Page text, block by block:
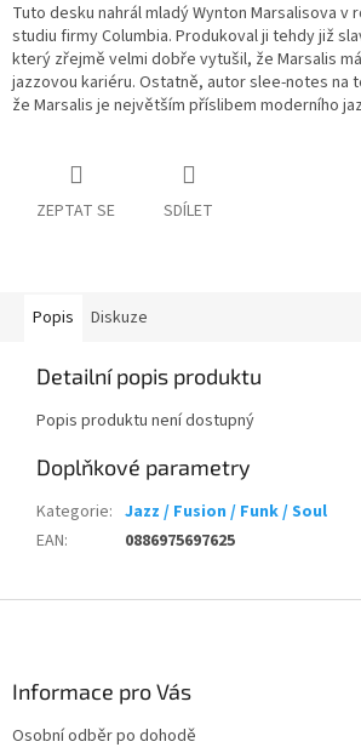
Tuto desku nahrál mladý Wynton Marsalisova v
studiu firmy Columbia. Produkoval ji tehdy již
který zřejmě velmi dobře vytušil, že Marsalis
jazzovou kariéru. Ostatně, autor slee-notes na
že Marsalis je největším příslibem moderního
ZEPTAT SE SDÍLET
Popis Diskuze
Detailní popis produktu
Popis produktu není dostupný
Doplňkové parametry
Kategorie: Jazz / Fusion / Funk / Soul
EAN: 0886975697625
Informace pro Vás
Osobní odběr po dohodě